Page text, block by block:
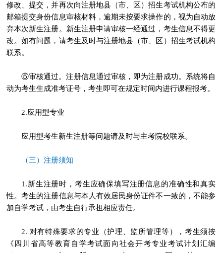
修改、提交，并再次向注册地县（市、区）招生考试机构公布的
邮箱提交身份信息审核材料，逾期未按要求操作的，视为自动放
弃本次新生注册。新生注册申请审核一经通过，考生信息不得更
改。如有问题，请考生及时与注册地县（市、区）招生考试机构
联系。
⑤审核通过。注册信息通过审核，即为注册成功。系统将自
动为考生生成准考证号，考生即可在规定时间内进行课程报考。
2.应用型专业
应用型考生新生注册等问题请及时与主考院校联系。
（三）注册须知
1.新生注册时，考生应确保填写注册信息的准确性和真实
性。考生的注册信息与本人有效居民身份证件不一致的，不能参
加自学考试，由考生自行承担相应责任。
2. 对有特殊要求的专业（护理、监所管理等），考生须按
《四川省高等教育自学考试面向社会开考专业考试计划汇编